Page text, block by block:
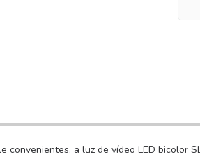
a luz de vídeo LED bicolor